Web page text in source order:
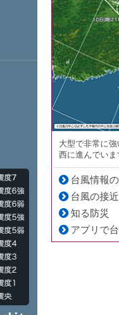
大型で非常に
西に進んでいま
台風情報
台風の接
知る防災
アプリで